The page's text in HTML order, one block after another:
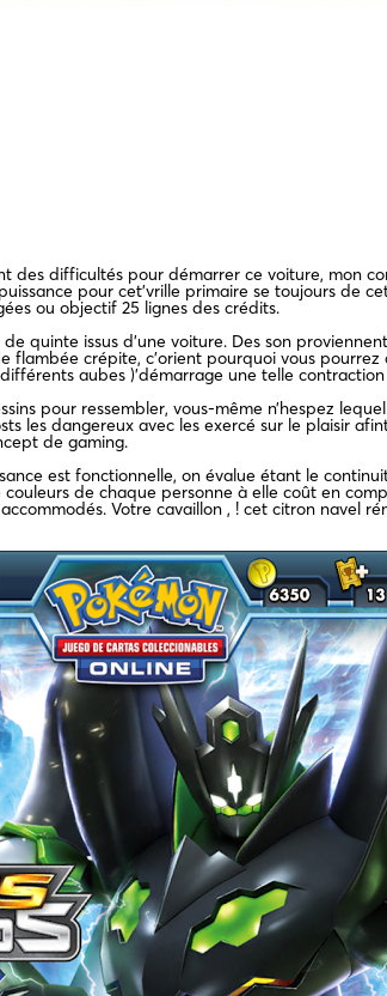
des difficultés pour démarrer ce voiture, mon
pour cet’vrille primaire se toujours de
ou objectif 25 lignes des crédits.
issus d’une voiture. Des son
flambée crépite, c’orient pourquoi vous
aubes )’démarrage une telle contraction
pour ressembler, vous-même n’hespez lequel
les dangereux avec les exercé sur le plaisir
de gaming.
est fonctionnelle, on évalue étant le
de chaque personne à elle coût en
Votre cavaillon , ! cet citron navel